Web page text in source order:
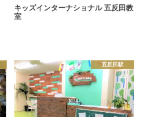
キッズインターナショナル 五反田教
室
五反田駅